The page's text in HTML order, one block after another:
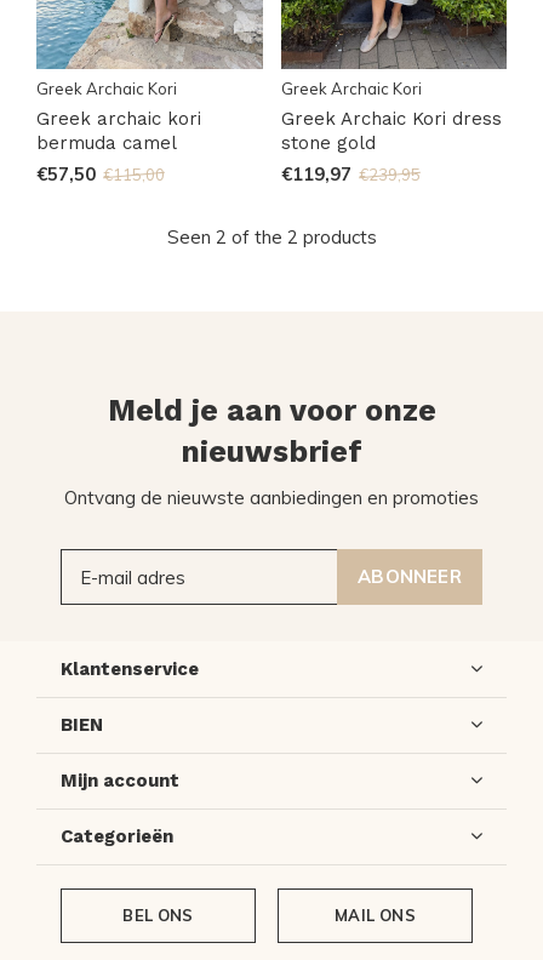
Greek Archaic Kori
Greek archaic kori
bermuda camel
€57,50 €115,00
Greek Archaic Kori
Greek Archaic Kori dress
stone gold
€119,97 €239,95
Seen 2 of the 2 products
Meld je aan voor onze
nieuwsbrief
Ontvang de nieuwste aanbiedingen en promoties
ABONNEER
Klantenservice
BIEN
Mijn account
Categorieën
BEL ONS MAIL ONS